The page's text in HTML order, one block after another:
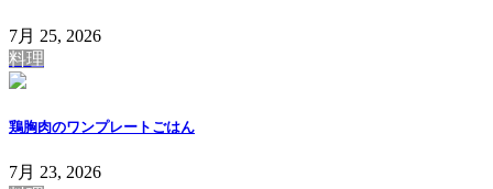
7月 25, 2026
料理
鶏胸肉のワンプレートごはん
7月 23, 2026